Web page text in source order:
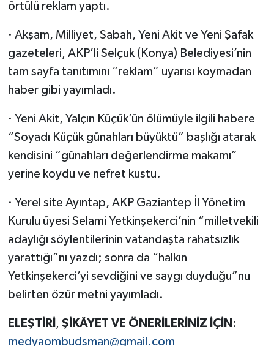
örtülü reklam yaptı.
· Akşam, Milliyet, Sabah, Yeni Akit ve Yeni Şafak
gazeteleri, AKP’li Selçuk (Konya) Belediyesi’nin
tam sayfa tanıtımını “reklam” uyarısı koymadan
haber gibi yayımladı.
· Yeni Akit, Yalçın Küçük’ün ölümüyle ilgili habere
“Soyadı Küçük günahları büyüktü” başlığı atarak
kendisini “günahları değerlendirme makamı”
yerine koydu ve nefret kustu.
· Yerel site Ayıntap, AKP Gaziantep İl Yönetim
Kurulu üyesi Selami Yetkinşekerci’nin “milletvekili
adaylığı söylentilerinin vatandaşta rahatsızlık
yarattığı”nı yazdı; sonra da “halkın
Yetkinşekerci’yi sevdiğini ve saygı duyduğu”nu
belirten özür metni yayımladı.
ELEŞTİRİ , ŞİKÂYET VE ÖNERİLERİNİZ İÇİN :
medyaombudsman@gmail.com